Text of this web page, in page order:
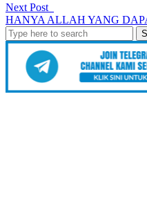
Next Post
HANYA ALLAH YANG
Search
for: